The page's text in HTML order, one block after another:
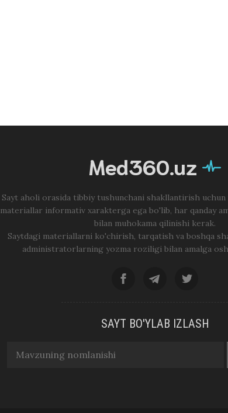
Med360.uz
Sayt aholi orasida tibbiy tushunchani shakllantirish
materiallar informativ xarakterga ega bo'lib, har qanday
bilan muhokama qilinishi kerak.
Saytdagi materiallarni ko'chirish, tarqatish va boshqa
administratorlarning yozma roziligi bilan amalga
SAYT BO'YLAB IZLASH